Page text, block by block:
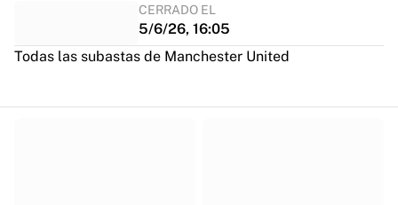
CERRADO EL
5/6/26, 16:05
Todas las subastas de Manchester United